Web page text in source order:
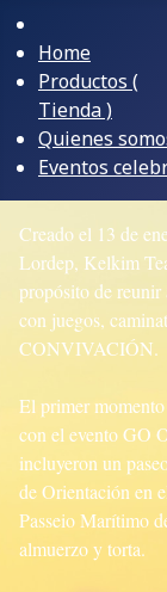
Home
Productos (
Tienda )
Quienes
Eventos
Creado el 13 de
Lordep, Kelkim
propósito de reunir
con juegos,
CONVIVACIÓN.
El primer
con el evento GO
incluyeron un
de Orientación en
Passeio Marítimo
almuerzo y torta.